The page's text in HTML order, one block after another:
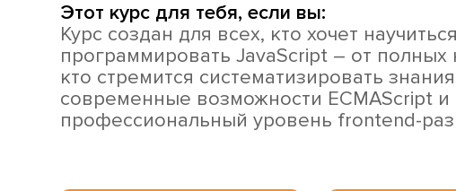
Этот курс для тебя, если вы:
Курс создан для всех, кто хочет научиться
программировать JavaScript – от полных
кто стремится систематизировать
современные возможности ECMAScript и
профессиональный уровень frontend-